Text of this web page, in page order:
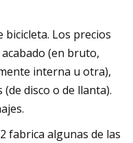
Los precios
(en bruto,
interna u otra),
disco o de llanta).
fabrica algunas de las